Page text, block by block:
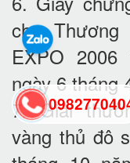
chợ
EXPO
ngày 6 tháng
7. Giải
vàng thủ đô